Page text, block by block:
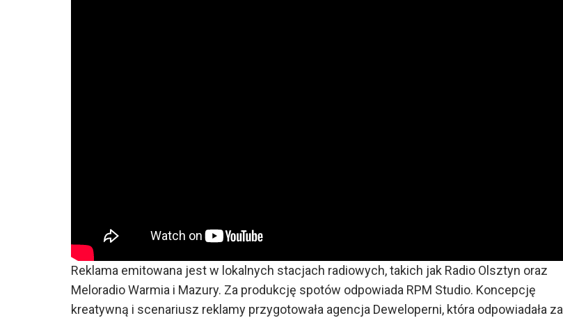
Reklama emitowana jest w lokalnych stacjach radiowych, takich jak Radio Olsztyn oraz
Meloradio Warmia i Mazury. Za produkcję spotów odpowiada RPM Studio. Koncepcję
kreatywną i scenariusz reklamy przygotowała agencja Deweloperni, która odpowiadała za